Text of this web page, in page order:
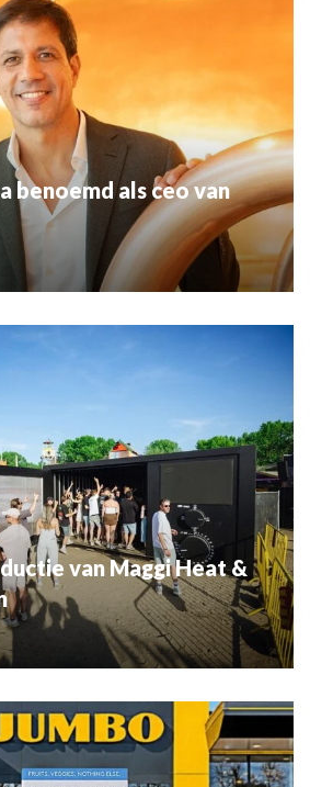
benoemd als ceo van
van Maggi Heat &